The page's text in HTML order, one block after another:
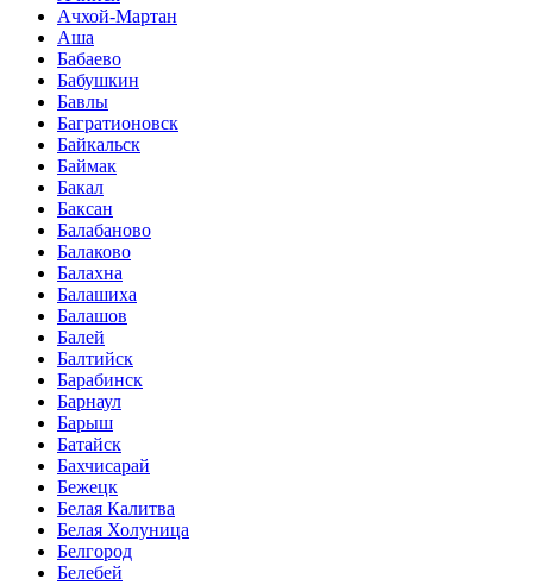
Ачхой-Мартан
Аша
Бабаево
Бабушкин
Бавлы
Багратионовск
Байкальск
Баймак
Бакал
Баксан
Балабаново
Балаково
Балахна
Балашиха
Балашов
Балей
Балтийск
Барабинск
Барнаул
Барыш
Батайск
Бахчисарай
Бежецк
Белая Калитва
Белая Холуница
Белгород
Белебей